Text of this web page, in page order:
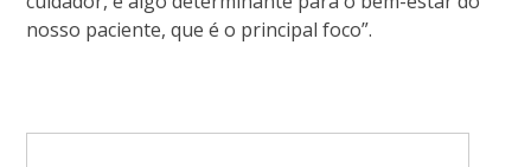
nosso paciente, que é o principal foco”.